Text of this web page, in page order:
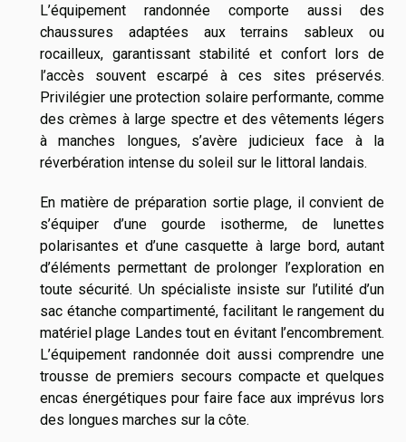
L’équipement randonnée comporte aussi des
chaussures adaptées aux terrains sableux ou
rocailleux, garantissant stabilité et confort lors de
l’accès souvent escarpé à ces sites préservés.
Privilégier une protection solaire performante, comme
des crèmes à large spectre et des vêtements légers
à manches longues, s’avère judicieux face à la
réverbération intense du soleil sur le littoral landais.
En matière de préparation sortie plage, il convient de
s’équiper d’une gourde isotherme, de lunettes
polarisantes et d’une casquette à large bord, autant
d’éléments permettant de prolonger l’exploration en
toute sécurité. Un spécialiste insiste sur l’utilité d’un
sac étanche compartimenté, facilitant le rangement du
matériel plage Landes tout en évitant l’encombrement.
L’équipement randonnée doit aussi comprendre une
trousse de premiers secours compacte et quelques
encas énergétiques pour faire face aux imprévus lors
des longues marches sur la côte.